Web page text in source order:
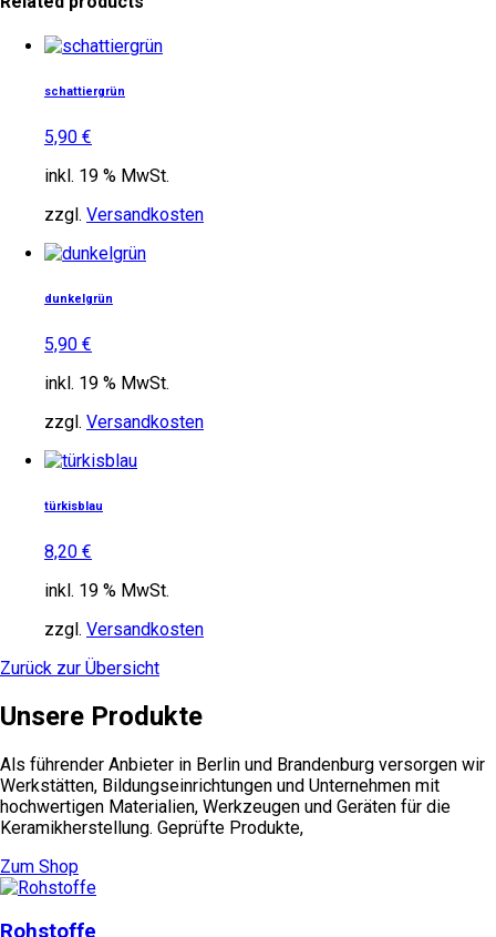
schattiergrün
5,90 €
inkl. 19 % MwSt.
zzgl. Versandkosten
dunkelgrün
5,90 €
inkl. 19 % MwSt.
zzgl. Versandkosten
türkisblau
8,20 €
inkl. 19 % MwSt.
zzgl. Versandkosten
Zurück zur Übersicht
Unsere Produkte
Als führender Anbieter in Berlin und Brandenburg versorgen wir
Werkstätten, Bildungseinrichtungen und Unternehmen mit
hochwertigen Materialien, Werkzeugen und Geräten für die
Keramikherstellung. Geprüfte Produkte,
Zum Shop
Rohstoffe